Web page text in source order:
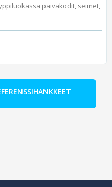
päiväkodit, seimet,